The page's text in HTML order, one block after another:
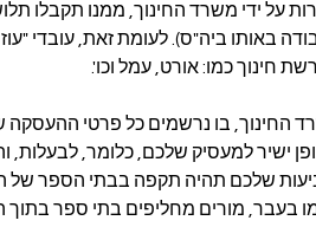
על ידי משרד החינוך, ממנו תקבלו
לאחר 3 שנים של עבודה באותו ביה"ס). לעומת זאת,
חינוך כמו: אורט, עמל וכו'.
החינוך, בו נרשמים כל פרטי ההעסקה
ישיר למעסיק שלכם, כלומר,
שלכם תהיה תקפה בבתי הספר של
בעבר, מורים מחליפים בתי ספר בתוך